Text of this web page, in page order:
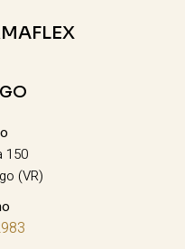
150
(VR)